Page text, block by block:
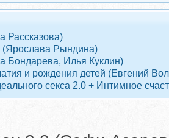
Рассказова)
(Ярослава Рындина)
Бондарева, Илья Куклин)
и рождения детей (Евгений
секса 2.0 + Интимное